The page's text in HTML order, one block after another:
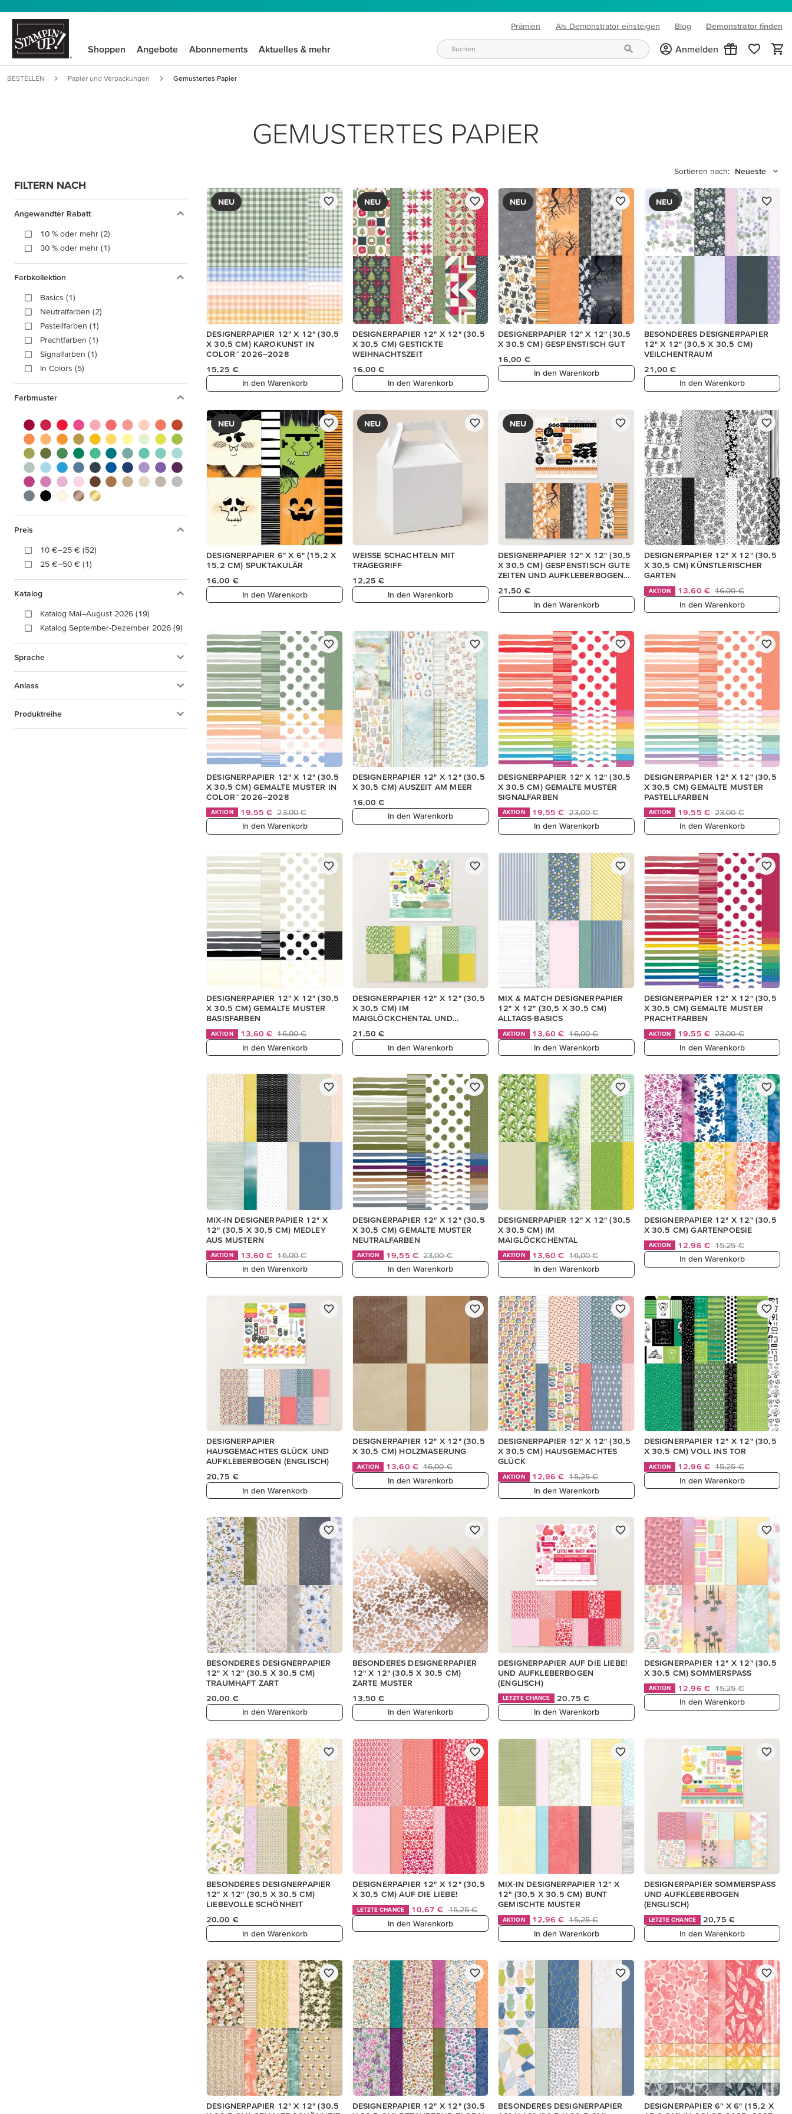
Prämien Als Demonstrator einsteigen Blog
(opens in new tab)
Demonstrator finden
Shoppen Angebote Abonnements Aktuelles & mehr Anmelden
BESTELLEN Papier und Verpackungen Gemustertes Papier
GEMUSTERTES PAPIER
FILTERN NACH
Angewandter Rabatt
10 % oder mehr (2)
30 % oder mehr (1)
Farbkollektion
Basics (1)
Neutralfarben (2)
Pastellfarben (1)
Prachtfarben (1)
Signalfarben (1)
In Colors (5)
Farbmuster
Preis
10 €–25 € (52)
25 €–50 € (1)
Katalog
Katalog Mai–August 2026 (19)
Katalog September-Dezember 2026 (9)
Sprache
Anlass
Produktreihe
Sortieren nach: Neueste
NEU
DESIGNERPAPIER 12" X 12" (30,5
X 30,5 CM) KAROKUNST IN
COLOR™ 2026–2028
15,25 €
In den Warenkorb
NEU
DESIGNERPAPIER 12" X 12" (30,5
X 30,5 CM) GESTICKTE
WEIHNACHTSZEIT
16,00 €
In den Warenkorb
NEU
DESIGNERPAPIER 12" X 12" (30,5
X 30,5 CM) GESPENSTISCH GUT
16,00 €
In den Warenkorb
NEU
BESONDERES DESIGNERPAPIER
12" X 12" (30,5 X 30,5 CM)
VEILCHENTRAUM
21,00 €
In den Warenkorb
NEU
DESIGNERPAPIER 6" X 6" (15,2 X
15,2 CM) SPUKTAKULÄR
16,00 €
In den Warenkorb
NEU
WEISSE SCHACHTELN MIT
TRAGEGRIFF
12,25 €
In den Warenkorb
NEU
DESIGNERPAPIER 12" X 12" (30,5
X 30,5 CM) GESPENSTISCH GUTE
ZEITEN UND AUFKLEBERBOGEN
21,50 €
In den Warenkorb
DESIGNERPAPIER 12" X 12" (30,5
X 30,5 CM) KÜNSTLERISCHER
GARTEN
AKTION 13,60 € 16,00 €
In den Warenkorb
DESIGNERPAPIER 12" X 12" (30,5
X 30,5 CM) GEMALTE MUSTER IN
COLOR™ 2026–2028
AKTION 19,55 € 23,00 €
In den Warenkorb
DESIGNERPAPIER 12" X 12" (30,5
X 30,5 CM) AUSZEIT AM MEER
16,00 €
In den Warenkorb
DESIGNERPAPIER 12" X 12" (30,5
X 30,5 CM) GEMALTE MUSTER
SIGNALFARBEN
AKTION 19,55 € 23,00 €
In den Warenkorb
DESIGNERPAPIER 12" X 12" (30,5
X 30,5 CM) GEMALTE MUSTER
PASTELLFARBEN
AKTION 19,55 € 23,00 €
In den Warenkorb
DESIGNERPAPIER 12" X 12" (30,5
X 30,5 CM) GEMALTE MUSTER
BASISFARBEN
AKTION 13,60 € 16,00 €
In den Warenkorb
DESIGNERPAPIER 12" X 12" (30,5
X 30,5 CM) IM
MAIGLÖCKCHENTAL UND
21,50 €
In den Warenkorb
MIX & MATCH DESIGNERPAPIER
12" X 12" (30,5 X 30,5 CM)
ALLTAGS-BASICS
AKTION 13,60 € 16,00 €
In den Warenkorb
DESIGNERPAPIER 12" X 12" (30,5
X 30,5 CM) GEMALTE MUSTER
PRACHTFARBEN
AKTION 19,55 € 23,00 €
In den Warenkorb
MIX-IN DESIGNERPAPIER 12" X
12" (30,5 X 30,5 CM) MEDLEY
AUS MUSTERN
AKTION 13,60 € 16,00 €
In den Warenkorb
DESIGNERPAPIER 12" X 12" (30,5
X 30,5 CM) GEMALTE MUSTER
NEUTRALFARBEN
AKTION 19,55 € 23,00 €
In den Warenkorb
DESIGNERPAPIER 12" X 12" (30,5
X 30,5 CM) IM
MAIGLÖCKCHENTAL
AKTION 13,60 € 16,00 €
In den Warenkorb
DESIGNERPAPIER 12" X 12" (30,5
X 30,5 CM) GARTENPOESIE
AKTION 12,96 € 15,25 €
In den Warenkorb
DESIGNERPAPIER
HAUSGEMACHTES GLÜCK UND
AUFKLEBERBOGEN (ENGLISCH)
20,75 €
In den Warenkorb
DESIGNERPAPIER 12" X 12" (30,5
X 30,5 CM) HOLZMASERUNG
AKTION 13,60 € 16,00 €
In den Warenkorb
DESIGNERPAPIER 12" X 12" (30,5
X 30,5 CM) HAUSGEMACHTES
GLÜCK
AKTION 12,96 € 15,25 €
In den Warenkorb
DESIGNERPAPIER 12" X 12" (30,5
X 30,5 CM) VOLL INS TOR
AKTION 12,96 € 15,25 €
In den Warenkorb
BESONDERES DESIGNERPAPIER
12" X 12" (30,5 X 30,5 CM)
TRAUMHAFT ZART
20,00 €
In den Warenkorb
BESONDERES DESIGNERPAPIER
12" X 12" (30,5 X 30,5 CM)
ZARTE MUSTER
13,50 €
In den Warenkorb
DESIGNERPAPIER AUF DIE LIEBE!
UND AUFKLEBERBOGEN
(ENGLISCH)
LETZTE CHANCE
20,75 €
In den Warenkorb
DESIGNERPAPIER 12" X 12" (30,5
X 30,5 CM) SOMMERSPASS
AKTION 12,96 € 15,25 €
In den Warenkorb
BESONDERES DESIGNERPAPIER
12" X 12" (30,5 X 30,5 CM)
LIEBEVOLLE SCHÖNHEIT
20,00 €
In den Warenkorb
DESIGNERPAPIER 12" X 12" (30,5
X 30,5 CM) AUF DIE LIEBE!
LETZTE CHANCE 10,67 € 15,25 €
In den Warenkorb
MIX-IN DESIGNERPAPIER 12" X
12" (30,5 X 30,5 CM) BUNT
GEMISCHTE MUSTER
AKTION 12,96 € 15,25 €
In den Warenkorb
DESIGNERPAPIER SOMMERSPASS
UND AUFKLEBERBOGEN
(ENGLISCH)
LETZTE CHANCE
20,75 €
In den Warenkorb
DESIGNERPAPIER 12" X 12" (30,5
DESIGNERPAPIER 12" X 12" (30,5
BESONDERES DESIGNERPAPIER
DESIGNERPAPIER 6" X 6" (15,2 X